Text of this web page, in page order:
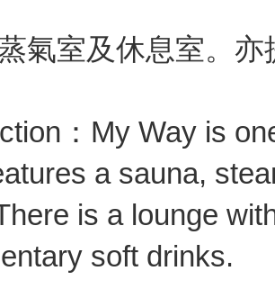
氣室及休息室。
：My Way is
a sauna,
is a lounge
soft drinks.